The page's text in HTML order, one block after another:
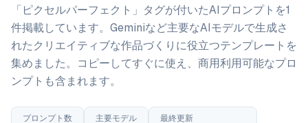
「ピクセルパーフェクト」タグが付いたAIプロンプトを1
件掲載しています。Geminiなど主要なAIモデルで生成さ
れたクリエイティブな作品づくりに役立つテンプレートを
集めました。コピーしてすぐに使え、商用利用可能なプロ
ンプトも含まれます。
プロンプト数 主要モデル 最終更新